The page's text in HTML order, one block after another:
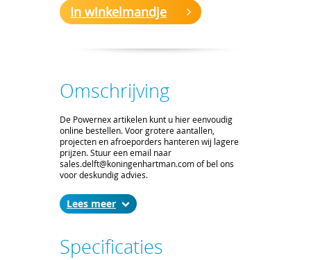
In winkelmandje
Omschrijving
De Powernex artikelen kunt u hier eenvoudig
online bestellen. Voor grotere aantallen,
projecten en afroeporders hanteren wij lagere
prijzen. Stuur een email naar
sales.delft@koningenhartman.com of bel ons
voor deskundig advies.
Lees
Specificaties